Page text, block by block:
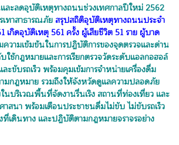
ละลดอุบัติเหตุทางถนนช่วงเทศกาลปีใหม่ 2562
ทาสาธารณภัย สรุปสถิติอุบัติเหตุทางถนนประจำ
กิดอุบัติเหตุ 561 ครั้ง ผู้เสียชีวิต 51 ราย ผู้บาด
ความเข้มข้นในการปฏิบัติการของจุดตรวจและด่าน
ใช้กฎหมายและการเรียกตรวจวัดระดับแอลกอฮอล์
ะขับรถเร็ว พร้อมคุมเข้มการจำหน่ายเครื่องดื่ม
มกฎหมาย รวมถึงให้จังหวัดดูแลความปลอดภัย
นบริเวณพื้นที่จัดงานรื่นเริง สถานที่ท่องเที่ยว และ
สนา พร้อมเตือนประชาชนดื่มไม่ขับ ไม่ขับรถเร็ว
เดินทาง และปฏิบัติตามกฎหมายจราจรอย่าง